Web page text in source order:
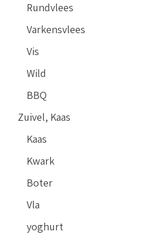
Rundvlees
Varkensvlees
Vis
Wild
BBQ
Zuivel, Kaas
Kaas
Kwark
Boter
Vla
yoghurt